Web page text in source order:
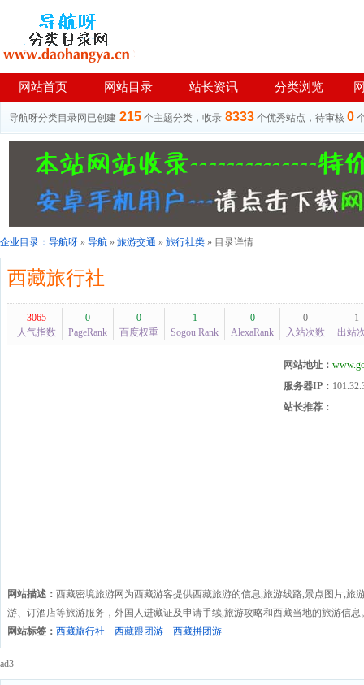
网站首页 网站目录 站长资讯 分类浏览
导航呀分类目录网已创建 215 个主题分类，收录 8333 个优秀站点，待审核 0
企业目录： 导航呀 » 导航 » 旅游交通 » 旅行社类 » 目录详情
西藏旅行社
3065
人气指数
0
PageRank
0
百度权重
1
Sogou Rank
0
AlexaRank
0
入站次数
1
出站
网站地址：
服务器IP：
站长推荐：
网站描述： 西藏密境旅游网为西藏游客提供西藏旅游的信息,旅游线路,景点图片,旅
游、订酒店等旅游服务，外国人进藏证及申请手续,旅游攻略和西藏当地的旅游信息
网站标签： 西藏旅行社 西藏跟团游 西藏拼团游
ad3